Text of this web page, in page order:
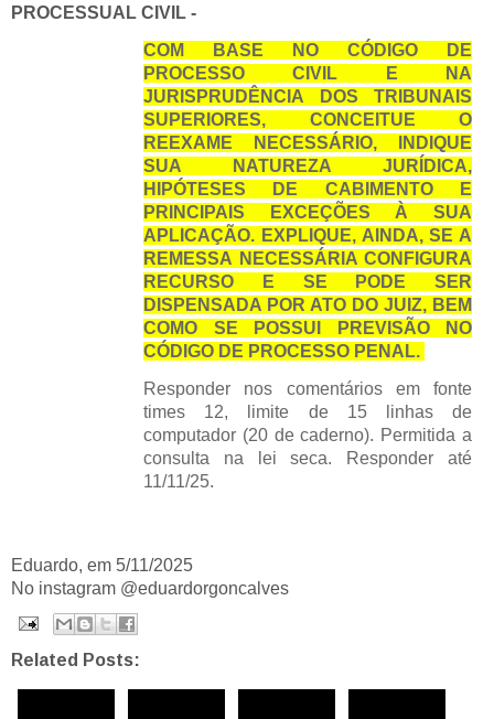
PROCESSUAL CIVIL -
COM BASE NO CÓDIGO DE
PROCESSO CIVIL E NA
JURISPRUDÊNCIA DOS TRIBUNAIS
SUPERIORES, CONCEITUE O
REEXAME NECESSÁRIO, INDIQUE
SUA NATUREZA JURÍDICA,
HIPÓTESES DE CABIMENTO E
PRINCIPAIS EXCEÇÕES À SUA
APLICAÇÃO. EXPLIQUE, AINDA, SE A
REMESSA NECESSÁRIA CONFIGURA
RECURSO E SE PODE SER
DISPENSADA POR ATO DO JUIZ, BEM
COMO SE POSSUI PREVISÃO NO
CÓDIGO DE PROCESSO PENAL.
Responder nos comentários em fonte
times 12, limite de 15 linhas de
computador (20 de caderno). Permitida a
consulta na lei seca. Responder até
11/11/25.
Eduardo, em 5/11/2025
No instagram @eduardorgoncalves
Related Posts: